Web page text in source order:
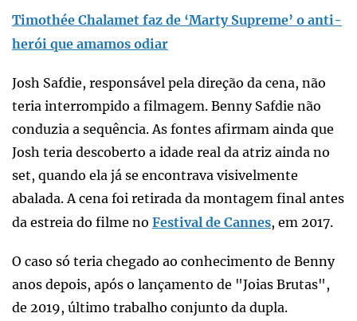
Timothée Chalamet faz de ‘Marty Supreme’ o anti-
herói que amamos odiar
Josh Safdie, responsável pela direção da cena, não
teria interrompido a filmagem. Benny Safdie não
conduzia a sequência. As fontes afirmam ainda que
Josh teria descoberto a idade real da atriz ainda no
set, quando ela já se encontrava visivelmente
abalada. A cena foi retirada da montagem final antes
da estreia do filme no Festival de Cannes, em 2017.
O caso só teria chegado ao conhecimento de Benny
anos depois, após o lançamento de "Joias Brutas",
de 2019, último trabalho conjunto da dupla.